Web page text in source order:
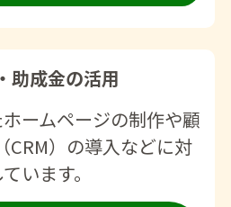
助成金の活用
ームページの制作や顧
CRM）の導入などに対
います。